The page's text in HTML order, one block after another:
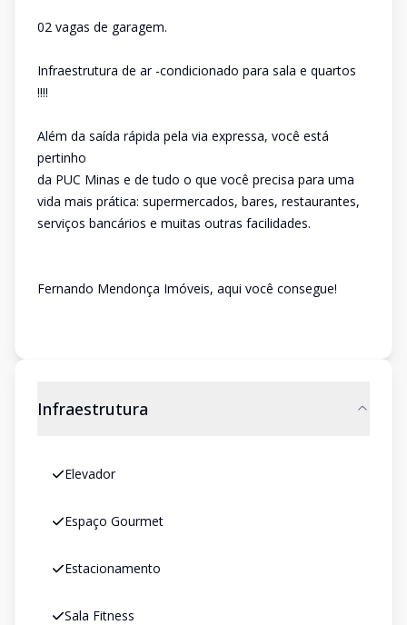
02 vagas de garagem.
Infraestrutura de ar -condicionado para sala e quartos
!!!!
Além da saída rápida pela via expressa, você está
pertinho
da PUC Minas e de tudo o que você precisa para uma
vida mais prática: supermercados, bares, restaurantes,
serviços bancários e muitas outras facilidades.
Fernando Mendonça Imóveis, aqui você consegue!
Infraestrutura
Elevador
Espaço Gourmet
Estacionamento
Sala Fitness